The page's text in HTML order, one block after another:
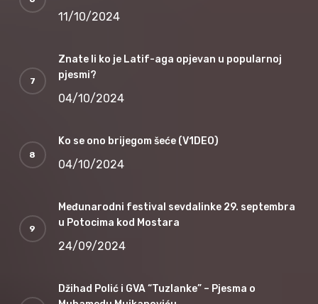
11/10/2024
Znate li ko je Latif-aga opjevan u popularnoj
pjesmi?
04/10/2024
Ko se ono brijegom šeće (V1DEO)
04/10/2024
Međunarodni festival sevdalinke 29. septembra
u Potocima kod Mostara
24/09/2024
Džihad Polić i GVA “Tuzlanke” – Pjesma o